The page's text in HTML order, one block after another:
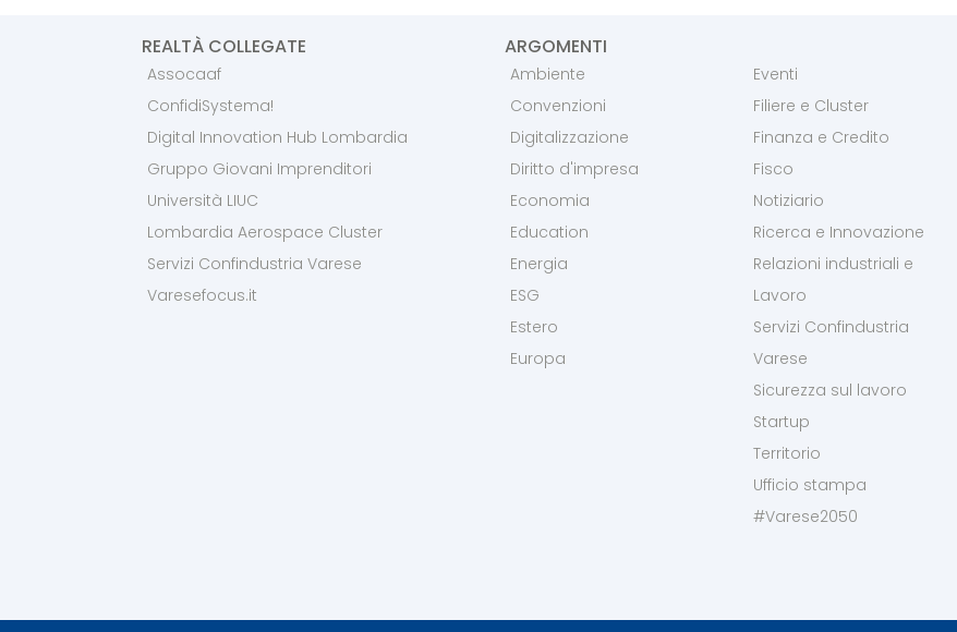
REALTÀ COLLEGATE
Assocaaf
ConfidiSystema!
Digital Innovation Hub Lombardia
Gruppo Giovani Imprenditori
Università LIUC
Lombardia Aerospace Cluster
Servizi Confindustria Varese
Varesefocus.it
ARGOMENTI
Ambiente
Convenzioni
Digitalizzazione
Diritto d'impresa
Economia
Education
Energia
ESG
Estero
Europa
Eventi
Filiere e Cluster
Finanza e Credito
Fisco
Notiziario
Ricerca e Innovazione
Relazioni industriali e
Lavoro
Servizi Confindustria
Varese
Sicurezza sul lavoro
Startup
Territorio
Ufficio stampa
#Varese2050